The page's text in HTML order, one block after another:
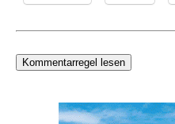
Kommentarregel lesen